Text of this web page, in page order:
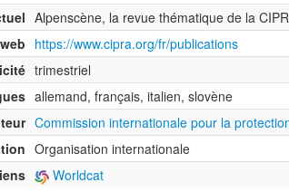
Alpenscène, la revue thématique de la
https://www.cipra.org/fr/publications
trimestriel
allemand, français, italien, slovène
Commission internationale pour la
Organisation internationale
Worldcat